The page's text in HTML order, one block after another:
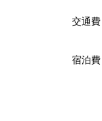
交通
宿泊